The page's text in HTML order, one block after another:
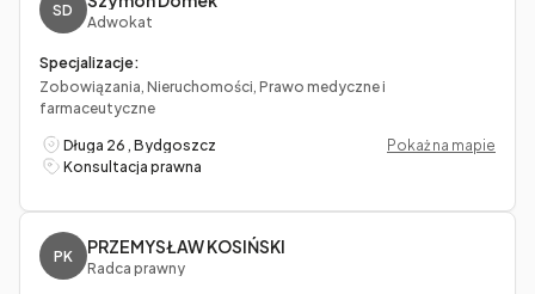
SD
Adwokat
Specjalizacje:
Zobowiązania, Nieruchomości, Prawo medyczne i
farmaceutyczne
Długa 26 , Bydgoszcz
Pokaż na mapie
Konsultacja prawna
PK PRZEMYSŁAW KOSIŃSKI
Radca prawny